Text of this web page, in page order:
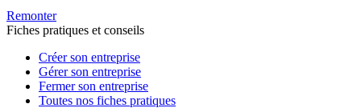
Remonter
Fiches pratiques et conseils
Créer son entreprise
Gérer son entreprise
Fermer son entreprise
Toutes nos fiches pratiques